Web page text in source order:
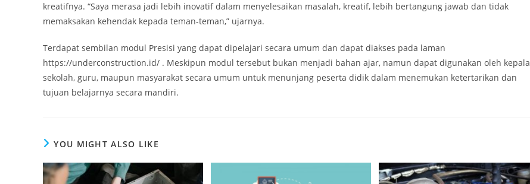
kreatifnya. “Saya merasa jadi lebih inovatif dalam menyelesaikan masalah, kreatif, lebih bertangung jawab dan tidak
memaksakan kehendak kepada teman-teman,” ujarnya.
Terdapat sembilan modul Presisi yang dapat dipelajari secara umum dan dapat diakses pada laman
https://underconstruction.id/ . Meskipun modul tersebut bukan menjadi bahan ajar, namun dapat digunakan oleh kepala
sekolah, guru, maupun masyarakat secara umum untuk menunjang peserta didik dalam menemukan ketertarikan dan
tujuan belajarnya secara mandiri.
YOU MIGHT ALSO LIKE